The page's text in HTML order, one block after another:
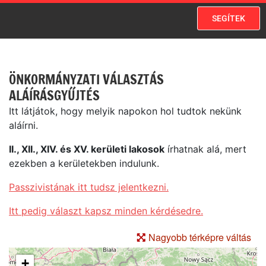
SEGÍTEK
ÖNKORMÁNYZATI VÁLASZTÁS
ALÁÍRÁSGYŰJTÉS
Itt látjátok, hogy melyik napokon hol tudtok nekünk
aláírni.
II., XII., XIV. és XV. kerületi lakosok írhatnak alá, mert
ezekben a kerületekben indulunk.
Passzivistának itt tudsz jelentkezni.
Itt pedig választ kapsz minden kérdésedre.
Nagyobb térképre váltás